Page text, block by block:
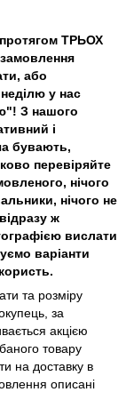
ТРЬОХ
або
у нас
З нашого
і
бувають,
перевіряйте
нічого
нічого не
ж
вислати
варіанти
та розміру
за
акцією
товару
на доставку в
описані